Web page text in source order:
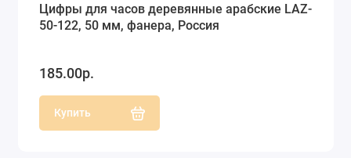
Цифры для часов деревянные арабские LAZ-
50-122, 50 мм, фанера, Россия
185.00р.
Купить